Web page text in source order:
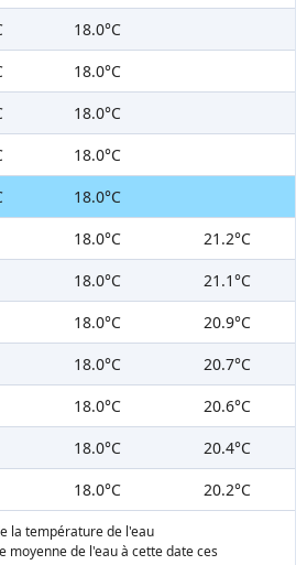
18.0°C
18.0°C
18.0°C
18.0°C
18.0°C
18.0°C
21.2°C
18.0°C
21.1°C
18.0°C
20.9°C
18.0°C
20.7°C
18.0°C
20.6°C
18.0°C
20.4°C
18.0°C 20.2°C
la température de l'eau
de l'eau à cette date ces